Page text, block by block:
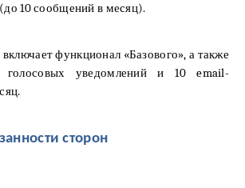
10 сообщений в месяц).
функционал «Базового», а также
уведомлений и 10 email-
сторон